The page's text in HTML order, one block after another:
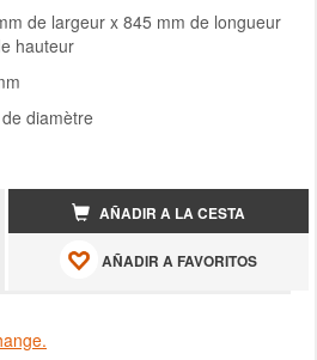
de largeur x 845 mm de longueur
hauteur
diamètre
AÑADIR A LA CESTA
AÑADIR A FAVORITOS